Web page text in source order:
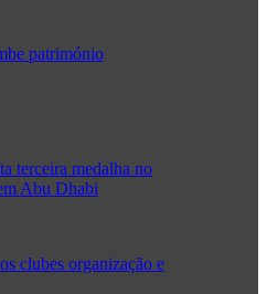
património
terceira medalha no
Abu Dhabi
clubes organização e